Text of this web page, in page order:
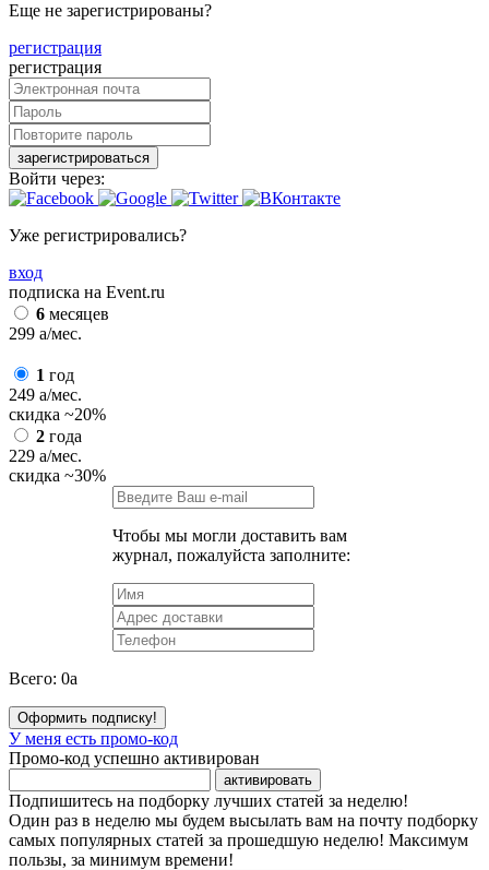
Еще не зарегистрированы?
регистрация
регистрация
зарегистрироваться
Войти через:
Уже регистрировались?
вход
подписка на Event.ru
6 месяцев
299 a/мес.
1 год
249 a/мес.
скидка ~20%
2 года
229 a/мес.
скидка ~30%
Чтобы мы могли доставить вам
журнал, пожалуйста заполните:
Всего: 0a
Оформить подписку!
У меня есть промо-код
Промо-код успешно активирован
активировать
Подпишитесь на подборку лучших статей за неделю!
Один раз в неделю мы будем высылать вам на почту подборку
самых популярных статей за прошедшую неделю! Максимум
пользы, за минимум времени!